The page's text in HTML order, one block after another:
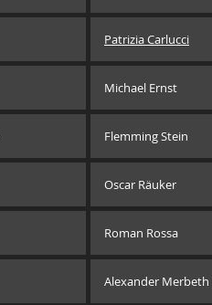
Patrizia Carlucci
Michael Ernst
Flemming Stein
Oscar Räuker
Roman Rossa
Alexander Merbeth